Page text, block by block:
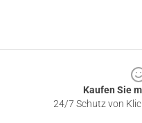
Kaufen Sie
24/7 Schutz von